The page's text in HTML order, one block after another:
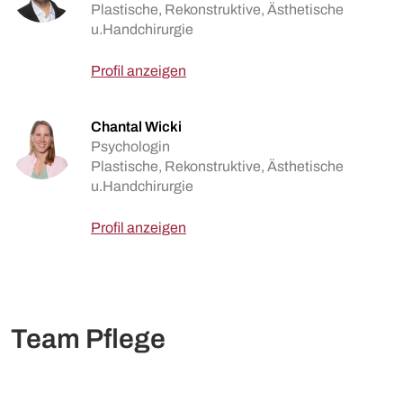
Plastische, Rekonstruktive, Ästhetische
u.Handchirurgie
Profil anzeigen
Chantal Wicki
Psychologin
Plastische, Rekonstruktive, Ästhetische
u.Handchirurgie
Profil anzeigen
Team Pflege